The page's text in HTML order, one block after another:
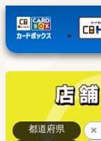
都道府県